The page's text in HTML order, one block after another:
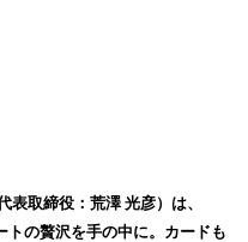
取締役：荒澤 光彦）は、
トの贅沢を手の中に。カードも